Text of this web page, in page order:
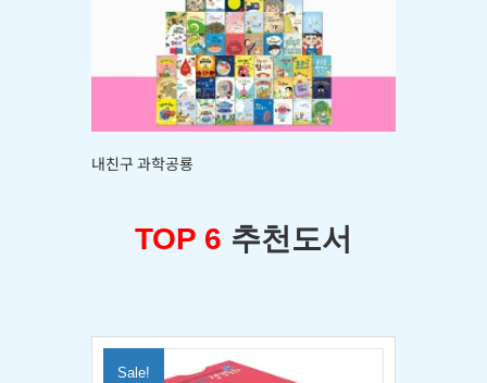
내친구 과학공룡
TOP 6 추천도서
Sale!